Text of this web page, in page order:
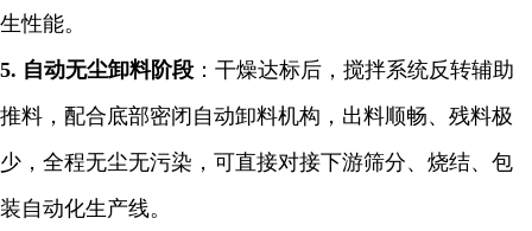
生性能。
5. 自动无尘卸料阶段 ：干燥达标后，搅拌系统反转辅助
推料，配合底部密闭自动卸料机构，出料顺畅、残料极
少，全程无尘无污染，可直接对接下游筛分、烧结、包
装自动化生产线。